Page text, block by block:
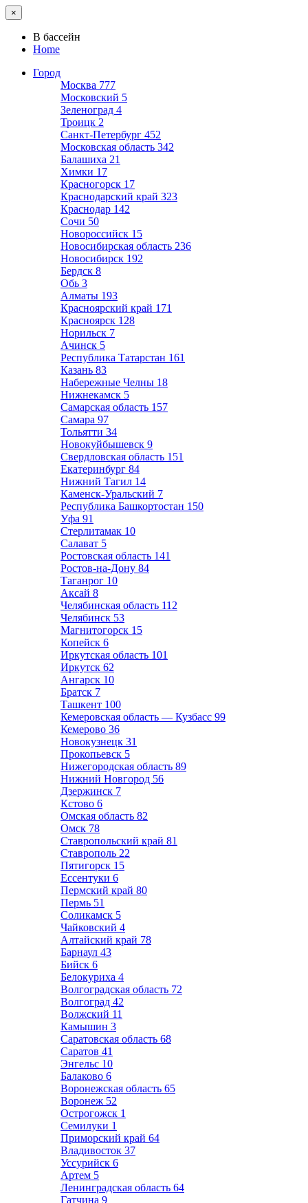
×
В бассейн
Home
Город
Москва 777
Московский 5
Зеленоград 4
Троицк 2
Санкт-Петербург 452
Московская область 342
Балашиха 21
Химки 17
Красногорск 17
Краснодарский край 323
Краснодар 142
Сочи 50
Новороссийск 15
Новосибирская область 236
Новосибирск 192
Бердск 8
Обь 3
Алматы 193
Красноярский край 171
Красноярск 128
Норильск 7
Ачинск 5
Республика Татарстан 161
Казань 83
Набережные Челны 18
Нижнекамск 5
Самарская область 157
Самара 97
Тольятти 34
Новокуйбышевск 9
Свердловская область 151
Екатеринбург 84
Нижний Тагил 14
Каменск-Уральский 7
Республика Башкортостан 150
Уфа 91
Стерлитамак 10
Салават 5
Ростовская область 141
Ростов-на-Дону 84
Таганрог 10
Аксай 8
Челябинская область 112
Челябинск 53
Магнитогорск 15
Копейск 6
Иркутская область 101
Иркутск 62
Ангарск 10
Братск 7
Ташкент 100
Кемеровская область — Кузбасс 99
Кемерово 36
Новокузнецк 31
Прокопьевск 5
Нижегородская область 89
Нижний Новгород 56
Дзержинск 7
Кстово 6
Омская область 82
Омск 78
Ставропольский край 81
Ставрополь 22
Пятигорск 15
Ессентуки 6
Пермский край 80
Пермь 51
Соликамск 5
Чайковский 4
Алтайский край 78
Барнаул 43
Бийск 6
Белокуриха 4
Волгоградская область 72
Волгоград 42
Волжский 11
Камышин 3
Саратовская область 68
Саратов 41
Энгельс 10
Балаково 6
Воронежская область 65
Воронеж 52
Острогожск 1
Семилуки 1
Приморский край 64
Владивосток 37
Уссурийск 6
Артем 5
Ленинградская область 64
Гатчина 9